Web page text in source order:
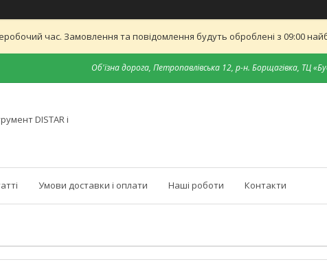
час. Замовлення та повідомлення будуть оброблені з 09:00
Об'їзна дорога, Петропавлівська 12, р-н. Борщагівка, ТЦ
DISTAR і
Умови доставки і оплати Наші роботи Контакти